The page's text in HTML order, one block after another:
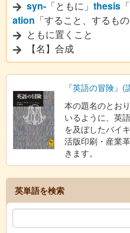
syn- 「ともに」 thesis
ation 「すること、するもの
ともに置くこと
【名】合成
『英語の冒険』(
本の題名のとお
いるように、英
を及ぼしたバイ
活版印刷・産業
きます。
英単語を検索